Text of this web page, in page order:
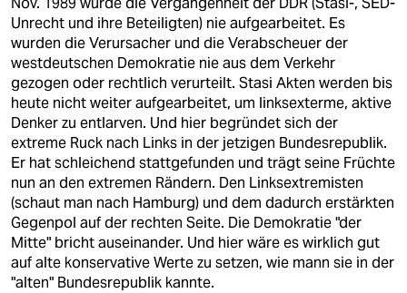
Unrecht und ihre Beteiligten) nie aufgearbeitet. Es
wurden die Verursacher und die Verabscheuer der
westdeutschen Demokratie nie aus dem Verkehr
gezogen oder rechtlich verurteilt. Stasi Akten werden bis
heute nicht weiter aufgearbeitet, um linksexterme, aktive
Denker zu entlarven. Und hier begründet sich der
extreme Ruck nach Links in der jetzigen Bundesrepublik.
Er hat schleichend stattgefunden und trägt seine Früchte
nun an den extremen Rändern. Den Linksextremisten
(schaut man nach Hamburg) und dem dadurch erstärkten
Gegenpol auf der rechten Seite. Die Demokratie "der
Mitte" bricht auseinander. Und hier wäre es wirklich gut
auf alte konservative Werte zu setzen, wie mann sie in der
"alten" Bundesrepublik kannte.